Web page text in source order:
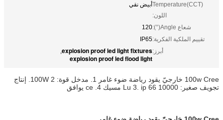
Temperature(CCT)
اللون:
أبيض نقي
شعاع Angle(°):
120
تقييم الملكية الفكرية:IP65
أبرز:explosion proof led light fixtures
,
explosion proof led flood light
100w Cree خارجيّ يقود رياضة ضوء غامر 1. مدخل قوة: 100W 2. إنتاج
تجويف صغير: 10000 Lu 3. ip 66 مسيك 4. ce يوافق